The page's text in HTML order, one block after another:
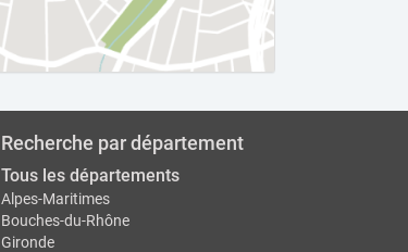
Recherche par département
Tous les départements
Alpes-Maritimes
Bouches-du-Rhône
Gironde